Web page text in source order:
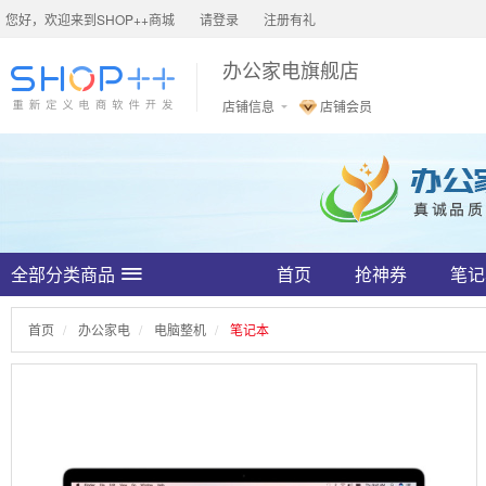
您好，欢迎来到SHOP++商城 请登录 注册有礼
办公家电旗舰店
店铺信息 店铺会员
全部分类商品 首页 抢神券 笔
首页 办公家电 电脑整机 笔记本